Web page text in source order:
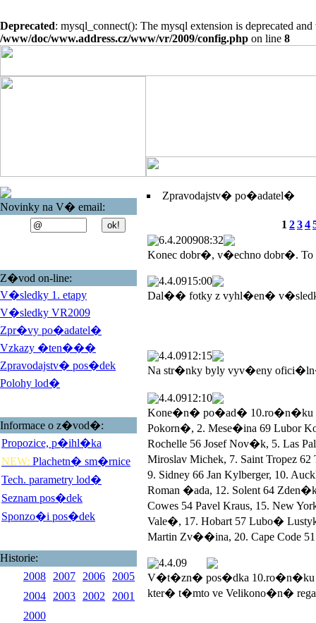
Deprecated: mysql_connect(): The mysql extension is deprecated
/www/doc/www.address.cz/www/vr/2009/config.php on line 8
Novinky na V� email:
Z�vod on-line:
V�sledky 1. etapy
V�sledky VR2009
Zpr�vy po�adatel�
Vzkazy �ten���
Zpravodajstv� pos�dek
Polohy lod�
Informace o z�vod�:
Propozice, p�ihl�ka
NEW: Plachetn� sm�rnice
Tech. parametry lod�
Seznam pos�dek
Sponzo�i pos�dek
Historie:
2008
2007 2006
2005
2004
2003 2002
2001
2000
Zpravodajstv� po�adatel�
1 234
6.4.200908:32
Konec dobr�, v�echno dobr�.
4.4.0915:00
Dal�� fotky z vyhl�en�
4.4.0912:15
Na str�nky byly vyv�eny
4.4.0912:10
Kone�n� po�ad� 10.ro�n�ku
Pokorn�, 2. Mese�ina 69 Lubor
Rochelle 56 Josef Nov�k, 5. Las
Miroslav Michek, 7. Saint Tropez
9. Sidney 66 Jan Kylberger, 10.
Roman �ada, 12. Solent 64
Cowes 54 Pavel Kraus, 15. New
Vale�, 17. Hobart 57 Lubo�
Martin Zv��ina, 20. Cape Code 51
4.4.09
V�t�zn� pos�dka 10.ro�n�ku
kter� t�mto ve Velikono�n�